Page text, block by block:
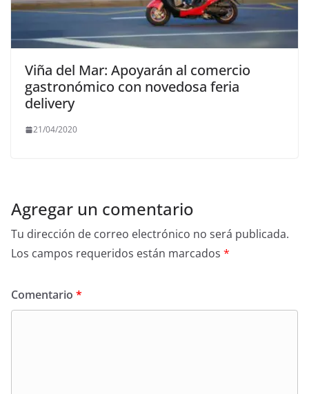
Viña del Mar: Apoyarán al comercio
gastronómico con novedosa feria
delivery
21/04/2020
Agregar un comentario
Tu dirección de correo electrónico no será publicada.
Los campos requeridos están marcados *
Comentario *